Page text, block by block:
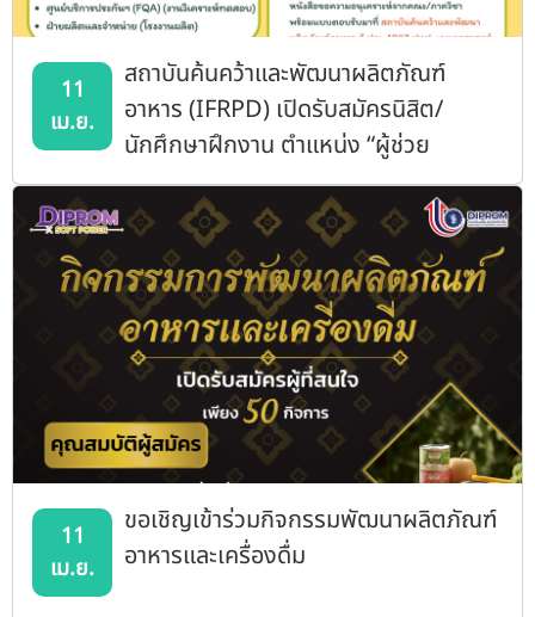
11
เม.ย.
สถาบันค้นคว้าและพัฒนาผลิตภัณฑ์
อาหาร (IFRPD) เปิดรับสมัครนิสิต/
นักศึกษาฝึกงาน ตำแหน่ง “ผู้ช่วย
บุคลากรวิจัย”
11
เม.ย.
ขอเชิญเข้าร่วมกิจกรรมพัฒนาผลิตภัณฑ์
อาหารและเครื่องดื่ม